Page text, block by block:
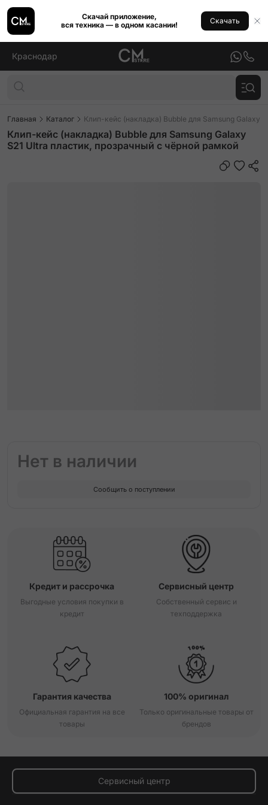
Скачай приложение,
вся техника — в одном касании!
Скачать
Краснодар
Главная Каталог Клип-кейс (накладка) Bubble для Samsung Galaxy
Клип-кейс (накладка) Bubble для Samsung Galaxy
S21 Ultra пластик, прозрачный с чёрной рамкой
Нет в наличии
Сообщить о поступлении
Кредит и рассрочка
Выгодные условия покупки в
кредит
Сервисный центр
Собственный сервис и
техподдержка
Гарантия качества
Официальная гарантия на все
товары
100% оригинал
Только оригинальные товары от
брендов
Сервисный центр